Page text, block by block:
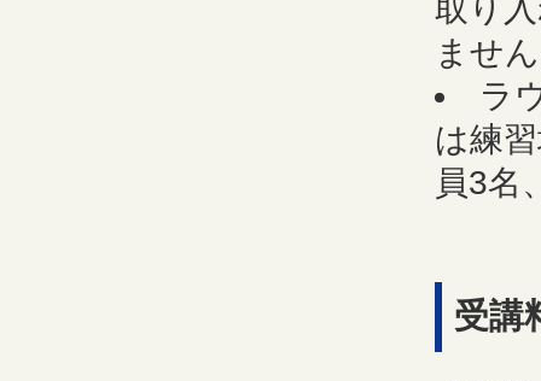
取り
ませ
ラ
は練
員3名
受講